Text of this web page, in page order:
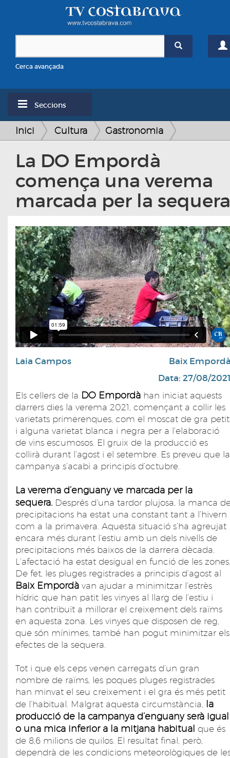
Cerca avançada
Seccions
Inici Cultura Gastronomia
La DO Empordà
comença una verema
marcada per la sequera
Laia Campos
Baix
Data: 27/08/
Els cellers de la DO Empordà han iniciat aquests
darrers dies la verema 2021, començant a collir les
varietats primerenques, com el moscat de gra petit
i alguna varietat blanca i negra per a l’elaboració
de vins escumosos. El gruix de la producció es
collirà durant l’agost i el setembre. Es preveu que la
campanya s’acabi a principis d’octubre.
La verema d’enguany ve marcada per la
sequera. Després d’una tardor plujosa, la manca
precipitacions ha estat una constant tant a l’hivern
com a la primavera. Aquesta situació s’ha agreujat
encara més durant l’estiu amb un dels nivells de
precipitacions més baixos de la darrera dècada.
L’afectació ha estat desigual en funció de les zones.
De fet, les pluges registrades a principis d’agost al
Baix Empordà van ajudar a minimitzar l’estrès
hídric que han patit les vinyes al llarg de l’estiu i
han contribuït a millorar el creixement dels raïms
en aquesta zona. Les vinyes que disposen de reg,
que són mínimes, també han pogut minimitzar els
efectes de la sequera.
Tot i que els ceps venen carregats d’un gran
nombre de raïms, les poques pluges registrades
han minvat el seu creixement i el gra és més petit
de l’habitual. Malgrat aquesta circumstància, la
producció de la campanya d’enguany serà igual
o una mica inferior a la mitjana habitual que és
de 8,6 milions de quilos. El resultat final, però,
dependrà de les condicions meteorològiques de